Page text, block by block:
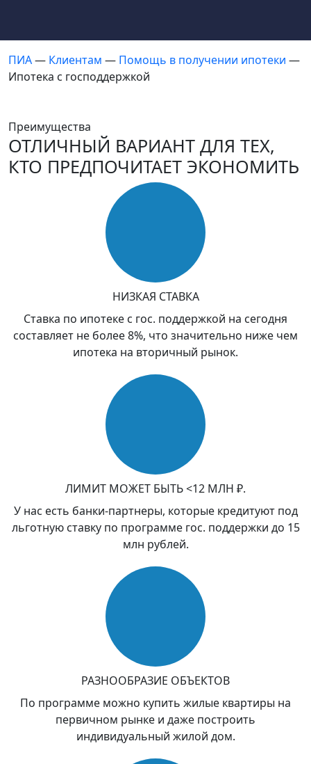
ПИА— Клиентам — Помощь в получении ипотеки —
Ипотека с господдержкой
Преимущества
ОТЛИЧНЫЙ ВАРИАНТ ДЛЯ ТЕХ,
КТО ПРЕДПОЧИТАЕТ ЭКОНОМИТЬ
НИЗКАЯ СТАВКА
Ставка по ипотеке с гос. поддержкой на сегодня
составляет не более 8%, что значительно ниже чем
ипотека на вторичный рынок.
ЛИМИТ МОЖЕТ БЫТЬ <12 МЛН ₽.
У нас есть банки-партнеры, которые кредитуют под
льготную ставку по программе гос. поддержки до 15
млн рублей.
РАЗНООБРАЗИЕ ОБЪЕКТОВ
По программе можно купить жилые квартиры на
первичном рынке и даже построить
индивидуальный жилой дом.